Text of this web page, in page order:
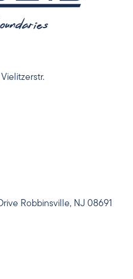
Robbinsville, NJ 08691